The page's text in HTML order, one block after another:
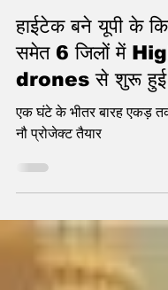
statetodaytv
Jun 18, 2025
2 min
हाईटेक बने यूपी के
समेत 6 जिलों में
drones से शुरू हुई
एक घंटे के भीतर बारह एकड़